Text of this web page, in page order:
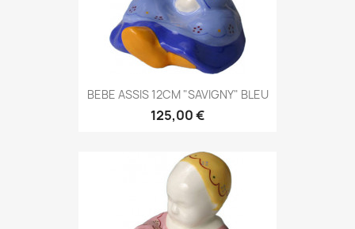
BEBE ASSIS 12CM "SAVIGNY" BLEU
125,00 €